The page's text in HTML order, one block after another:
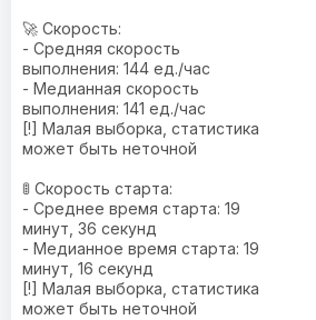
🚀 Скорость:
- Средняя скорость
выполнения: 144 ед./час
- Медианная скорость
выполнения: 141 ед./час
[!] Малая выборка, статистика
может быть неточной
🚦 Скорость старта:
- Среднее время старта: 19
минут, 36 секунд
- Медианное время старта: 19
минут, 16 секунд
[!] Малая выборка, статистика
может быть неточной